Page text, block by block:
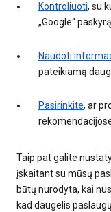
Kontroliuoti, su
„Google“
Naudoti
pateikiamą
Pasirinkite, ar
Taip pat galite
įskaitant su mūsų
būtų nurodyta, kai
kad daugelis paslaugų